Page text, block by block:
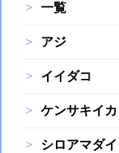
一覧
アジ
イイダコ
ケンサキイカ
シロアマダイ